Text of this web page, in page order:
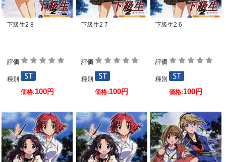
下級生2 8
評価
種別
価格:100円
下級生2 7
評価
種別
価格:100 円
下級生2 6
評価
種別
価格:100 円